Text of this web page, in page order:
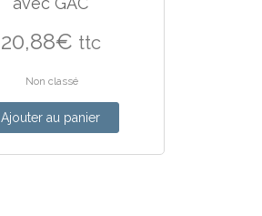
20,88€ ttc
Non classé
Ajouter au panier